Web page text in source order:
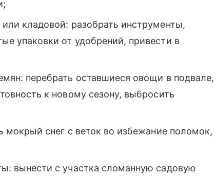
кладовой: разобрать инструменты,
упаковки от удобрений, привести в
перебрать оставшиеся овощи в подвале,
к новому сезону, выбросить
мокрый снег с веток во избежание поломок,
вынести с участка сломанную садовую